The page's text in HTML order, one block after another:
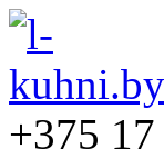
+375